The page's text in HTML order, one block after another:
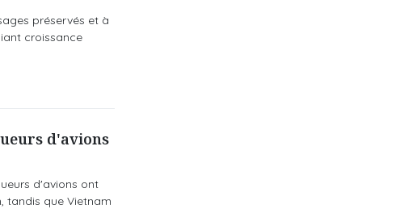
préservés et à
croissance
d'avions
d'avions ont
tandis que Vietnam